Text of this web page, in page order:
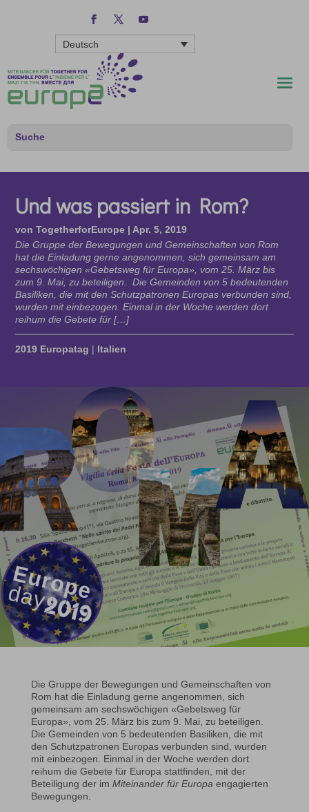
Deutsch
Und was passiert in Rom?
vonTogetherforEurope | Apr. 5, 2019
Die Gruppe der Bewegungen und Gemeinschaften von Rom
hat die Einladung gerne angenommen, sich gemeinsam am
sechswöchigen «Gebetsweg für Europa», vom 25. März bis
zum 9. Mai, zu beteiligen. Die Gemeinden von 5 bedeutenden
Basiliken, die mit den Schutzpatronen Europas verbunden sind,
wurden mit einbezogen. Einmal in der Woche werden dort
reihum die Gebete für […]
2019 Europatag | Italien
Die Gruppe der Bewegungen und Gemeinschaften von
Rom hat die Einladung gerne angenommen, sich
gemeinsam am sechswöchigen «Gebetsweg für
Europa», vom 25. März bis zum 9. Mai, zu beteiligen.
Die Gemeinden von 5 bedeutenden Basiliken, die mit
den Schutzpatronen Europas verbunden sind, wurden
mit einbezogen. Einmal in der Woche werden dort
reihum die Gebete für Europa stattfinden, mit der
Beteiligung der im Miteinander für Europa engagierten
Bewegungen.